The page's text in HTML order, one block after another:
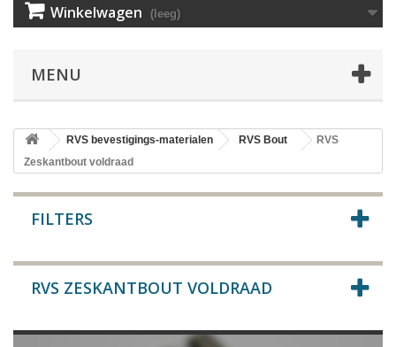
Winkelwagen (leeg)
MENU
RVS bevestigings-materialen RVS Bout
RVS
Zeskantbout voldraad
FILTERS
RVS ZESKANTBOUT VOLDRAAD